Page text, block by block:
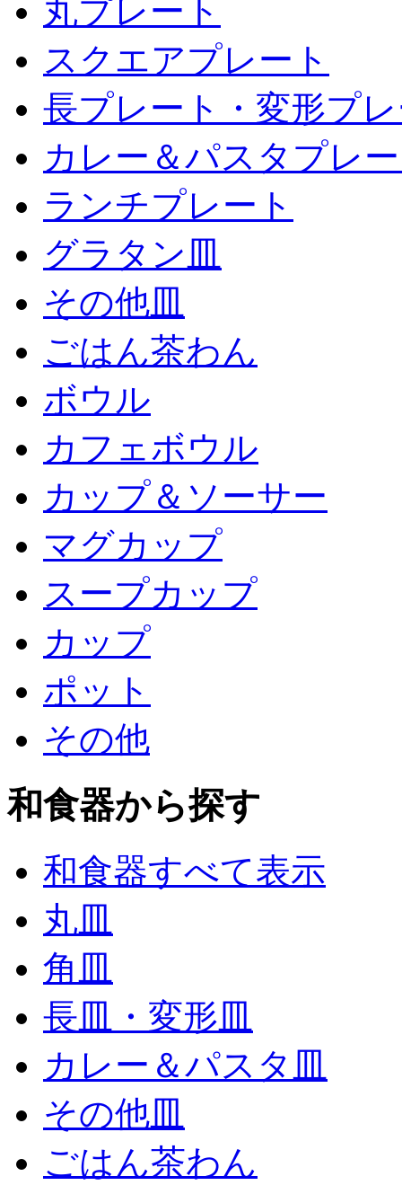
丸プレート
スクエアプレート
長プレート・変形プ
カレー＆パスタプレ
ランチプレート
グラタン皿
その他皿
ごはん茶わん
ボウル
カフェボウル
カップ＆ソーサー
マグカップ
スープカップ
カップ
ポット
その他
和食器から探す
和食器すべて表示
丸皿
角皿
長皿・変形皿
カレー＆パスタ皿
その他皿
ごはん茶わん